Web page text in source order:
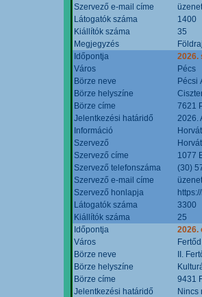
Szervező e-mail címe
Látogatók száma
1400
Kiállítók száma
35
Megjegyzés
Időpontja
2026.
Város
Pécs
Börze neve
Pécsi
Börze helyszíne
Börze címe
7621
Jelentkezési határidő
2026.
Információ
Szervező
Szervező címe
1077
Szervező telefonszáma
(30)
Szervező e-mail címe
Szervező honlapja
Látogatók száma
3300
Kiállítók száma
25
Időpontja
2026.
Város
Fertőd
Börze neve
II.
Börze helyszíne
Börze címe
9431
Jelentkezési határidő
Nincs